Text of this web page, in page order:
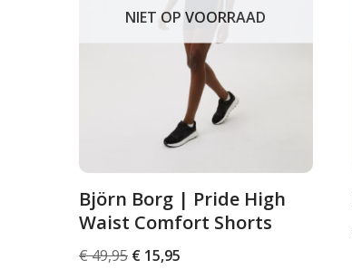
NIET OP VOORRAAD
Björn Borg | Pride High
Waist Comfort Shorts
€49,95 € 15,95